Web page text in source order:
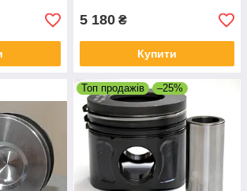
5 180 ₴
Купити
Топ продажів –25%